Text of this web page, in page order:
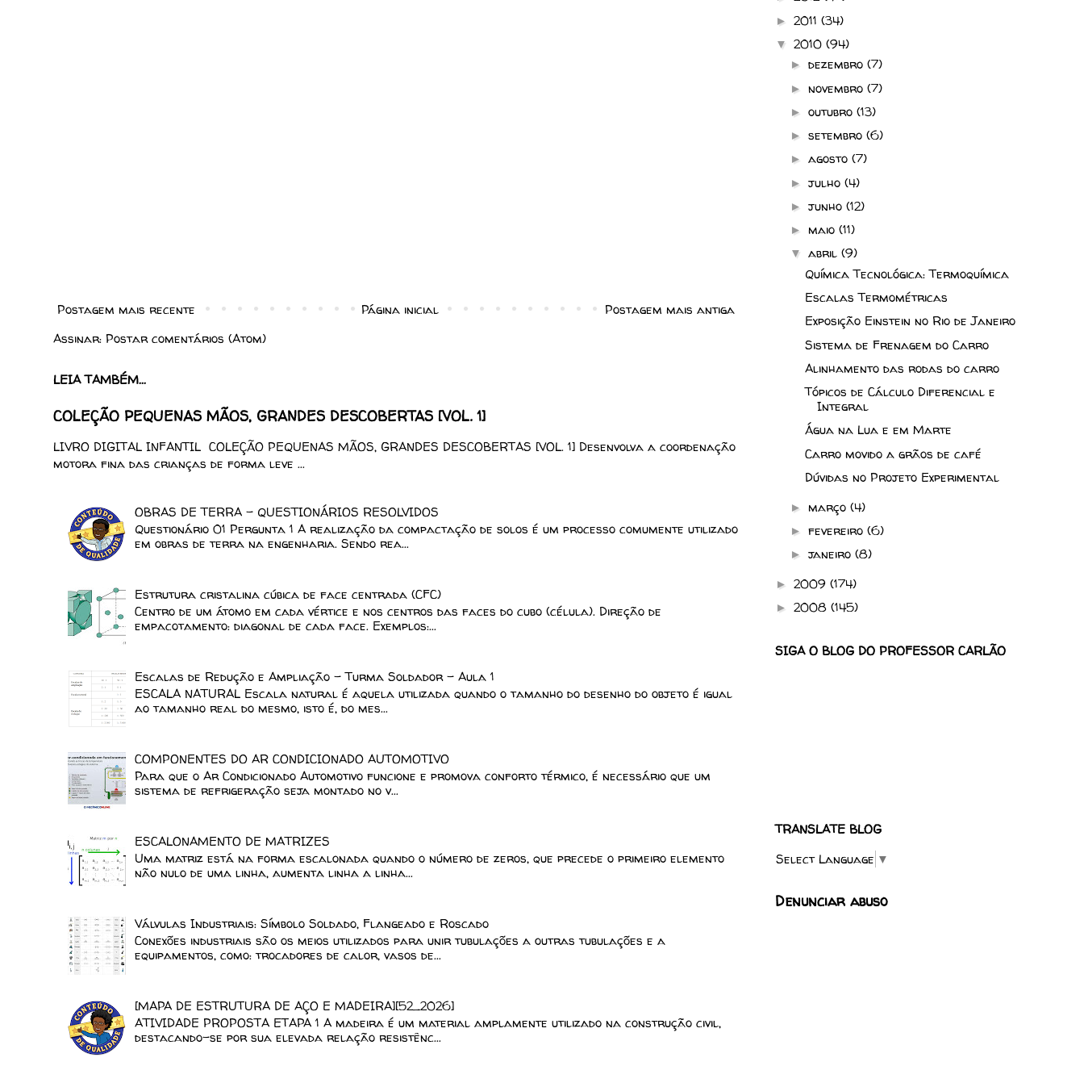
Postagem mais recente Postagem mais antiga
Página inicial
Assinar: Postar comentários (Atom)
LEIA TAMBÉM...
COLEÇÃO PEQUENAS MÃOS, GRANDES DESCOBERTAS [VOL. 1]
LIVRO DIGITAL INFANTIL COLEÇÃO PEQUENAS MÃOS, GRANDES DESCOBERTAS [VOL. 1] Desenvolva a coordenação
motora fina das crianças de forma leve ...
OBRAS DE TERRA - QUESTIONÁRIOS RESOLVIDOS
Questionário 01 Pergunta 1 A realização da compactação de solos é um processo comumente utilizado
em obras de terra na engenharia. Sendo rea...
Estrutura cristalina cúbica de face centrada (CFC)
Centro de um átomo em cada vértice e nos centros das faces do cubo (célula). Direção de
empacotamento: diagonal de cada face. Exemplos:...
Escalas de Redução e Ampliação - Turma Soldador - Aula 1
ESCALA NATURAL Escala natural é aquela utilizada quando o tamanho do desenho do objeto é igual
ao tamanho real do mesmo, isto é, do mes...
COMPONENTES DO AR CONDICIONADO AUTOMOTIVO
Para que o Ar Condicionado Automotivo funcione e promova conforto térmico, é necessário que um
sistema de refrigeração seja montado no v...
ESCALONAMENTO DE MATRIZES
Uma matriz está na forma escalonada quando o número de zeros, que precede o primeiro elemento
não nulo de uma linha, aumenta linha a linha...
Válvulas Industriais: Símbolo Soldado, Flangeado e Roscado
Conexões industriais são os meios utilizados para unir tubulações a outras tubulações e a
equipamentos, como: trocadores de calor, vasos de...
[MAPA DE ESTRUTURA DE AÇO E MADEIRA][52_2026]
ATIVIDADE PROPOSTA ETAPA 1 A madeira é um material amplamente utilizado na construção civil,
destacando-se por sua elevada relação resistênc...
► 2011 (34)
▼ 2010 (94)
► dezembro (7)
► novembro (7)
► outubro (13)
► setembro (6)
► agosto (7)
► julho (4)
► junho (12)
► maio (11)
▼ abril (9)
Química Tecnológica: Termoquímica
Escalas Termométricas
Exposição Einstein no Rio de Janeiro
Sistema de Frenagem do Carro
Alinhamento das rodas do carro
Tópicos de Cálculo Diferencial e
Integral
Água na Lua e em Marte
Carro movido a grãos de café
Dúvidas no Projeto Experimental
► março (4)
► fevereiro (6)
► janeiro (8)
► 2009 (174)
► 2008 (145)
SIGA O BLOG DO PROFESSOR CARLÃO
TRANSLATE BLOG
Select Language ▼
Denunciar abuso